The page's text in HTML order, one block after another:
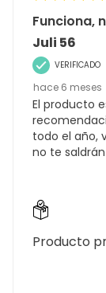
Funciona,
Juli 56
VERIFICADO
hace 6 meses
El producto
todo el año,
no te
Producto